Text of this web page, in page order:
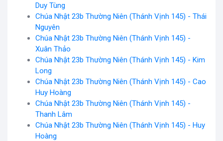
Duy Tùng
Chúa Nhật 23b Thường Niên (Thánh Vịnh 145) - Thái
Nguyên
Chúa Nhật 23b Thường Niên (Thánh Vịnh 145) -
Xuân Thảo
Chúa Nhật 23b Thường Niên (Thánh Vịnh 145) - Kim
Long
Chúa Nhật 23b Thường Niên (Thánh Vịnh 145) - Cao
Huy Hoàng
Chúa Nhật 23b Thường Niên (Thánh Vịnh 145) -
Thanh Lâm
Chúa Nhật 23b Thường Niên (Thánh Vịnh 145) - Huy
Hoàng